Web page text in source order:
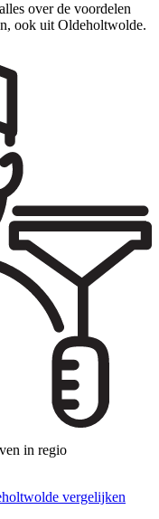
over de voordelen
ook uit Oldeholtwolde.
in regio
vergelijken